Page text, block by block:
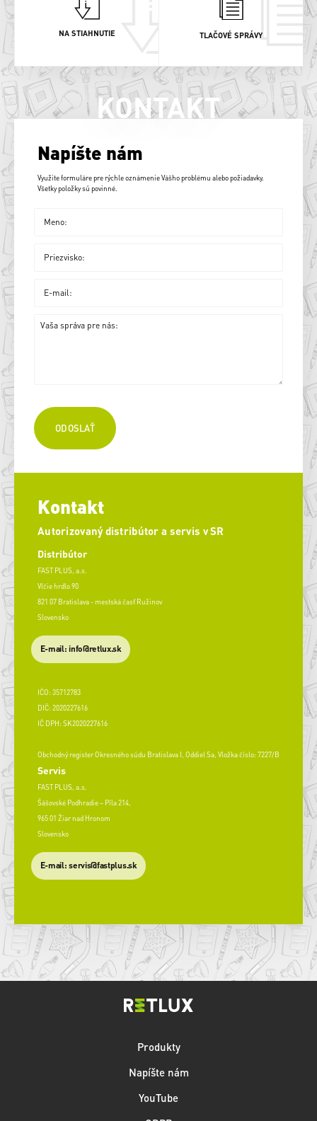
NA STIAHNUTIE TLAČOVÉ SPRÁVY
KONTAKT
Napíšte nám
Využite formuláre pre rýchle oznámenie Vášho problému alebo požiadavky.
Všetky položky sú povinné.
Kontakt
Autorizovaný distribútor a servis v SR
Distribútor
FAST PLUS, a.s.
Vlčie hrdlo 90
821 07 Bratislava - mestská časť Ružinov
Slovensko
E-mail: info@retlux.sk
IČO: 35712783
DIČ: 2020227616
IČ DPH: SK2020227616
Obchodný register Okresného súdu Bratislava I, Oddiel Sa, Vložka číslo: 7227/B
Servis
FAST PLUS, a.s.
Šášovské Podhradie – Píla 214,
965 01 Žiar nad Hronom
Slovensko
​E-mail: servis@fastplus.sk
Produkty
Napíšte nám
YouTube